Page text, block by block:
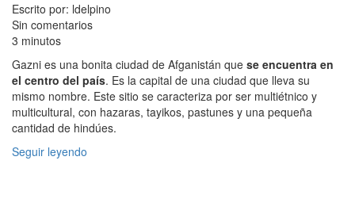
Escrito por: ldelpino
Sin comentarios
3 minutos
Gazni es una bonita ciudad de Afganistán que se encuentra en
el centro del país. Es la capital de una ciudad que lleva su
mismo nombre. Este sitio se caracteriza por ser multiétnico y
multicultural, con hazaras, tayikos, pastunes y una pequeña
cantidad de hindúes.
Seguir leyendo